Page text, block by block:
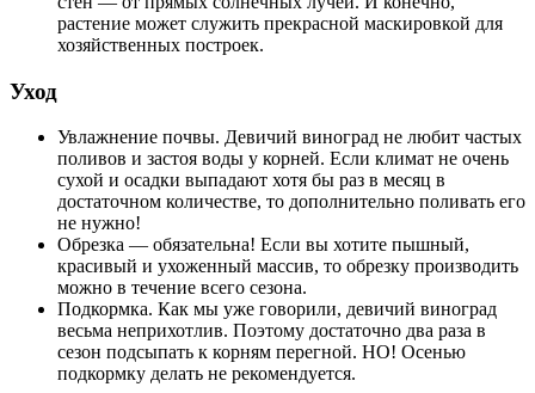
растение может служить прекрасной маскировкой для
хозяйственных построек.
Уход
Увлажнение почвы. Девичий виноград не любит частых
поливов и застоя воды у корней. Если климат не очень
сухой и осадки выпадают хотя бы раз в месяц в
достаточном количестве, то дополнительно поливать его
не нужно!
Обрезка — обязательна! Если вы хотите пышный,
красивый и ухоженный массив, то обрезку производить
можно в течение всего сезона.
Подкормка. Как мы уже говорили, девичий виноград
весьма неприхотлив. Поэтому достаточно два раза в
сезон подсыпать к корням перегной. НО! Осенью
подкормку делать не рекомендуется.